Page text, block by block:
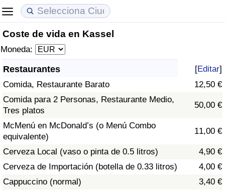
Coste de vida en Kassel
Moneda:
Restaurantes [Editar]
Comida, Restaurante Barato
12,50 €
Comida para 2 Personas, Restaurante Medio,
Tres platos
50,00 €
McMenú en McDonald’s (o Menú Combo
equivalente)
11,00 €
Cerveza Local (vaso o pinta de 0.5 litros)
4,90 €
Cerveza de Importación (botella de 0.33 litros)
4,00 €
Cappuccino (normal)
3,40 €
Coste de vida
Índice de Costo de Vida
Índice de costo de vida por país
en aqaba
Precios de las propiedades
Índice de Precios de Inmuebles
Índice de Precios de Inmuebles por País
Calidad de Vida
Índice de Calidad de Vida (Actual)
Índice de calidad de vida por país
Delincuencia
Calificación del Índice de Criminalidad
(Actual)